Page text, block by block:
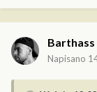
Barthass
Napisano